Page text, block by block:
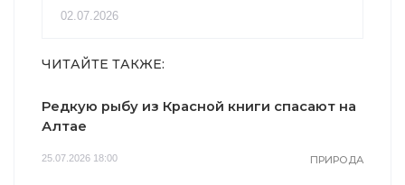
02.07.2026
ЧИТАЙТЕ ТАКЖЕ:
Редкую рыбу из Красной книги спасают на
Алтае
25.07.2026 18:00 ПРИРОДА